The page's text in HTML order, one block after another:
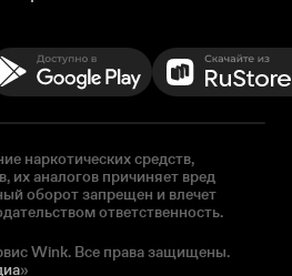
наркотических средств,
их аналогов причиняет вред
оборот запрещен и влечет
ответственность.
Wink. Все права защищены.
»